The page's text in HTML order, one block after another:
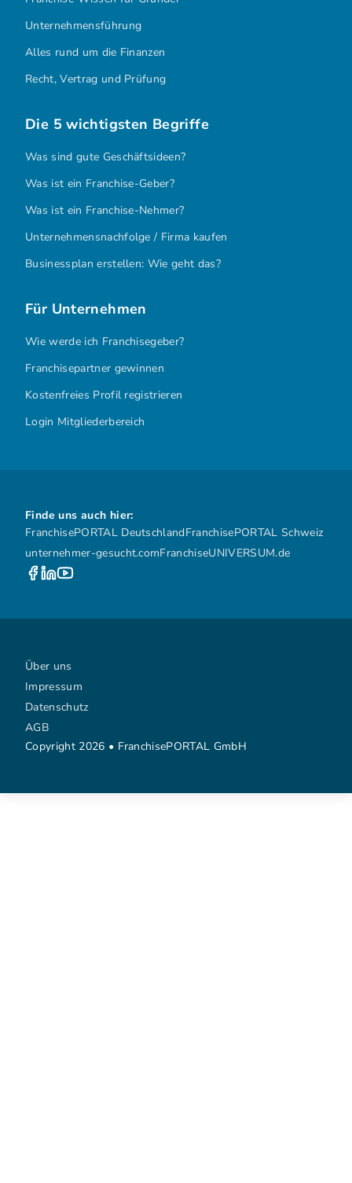
Unternehmensführung
Alles rund um die Finanzen
Recht, Vertrag und Prüfung
Die 5 wichtigsten Begriffe
Was sind gute Geschäftsideen?
Was ist ein Franchise-Geber?
Was ist ein Franchise-Nehmer?
Unternehmensnachfolge / Firma kaufen
Businessplan erstellen: Wie geht das?
Für Unternehmen
Wie werde ich Franchisegeber?
Franchisepartner gewinnen
Kostenfreies Profil registrieren
Login Mitgliederbereich
Finde uns auch hier:
FranchisePORTAL DeutschlandFranchisePORTAL Schweiz
unternehmer-gesucht.comFranchiseUNIVERSUM.de
Copyright 2026 • FranchisePORTAL GmbH
Über uns
Impressum
Datenschutz
AGB